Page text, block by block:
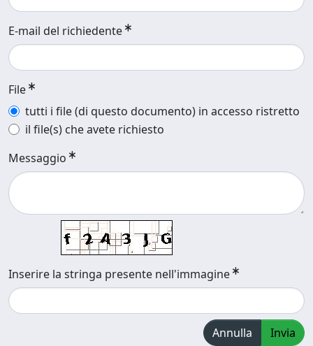
E-mail del richiedente
File
tutti i file (di questo documento) in accesso ristretto
il file(s) che avete richiesto
Messaggio
Inserire la stringa presente nell'immagine
Annulla Invia